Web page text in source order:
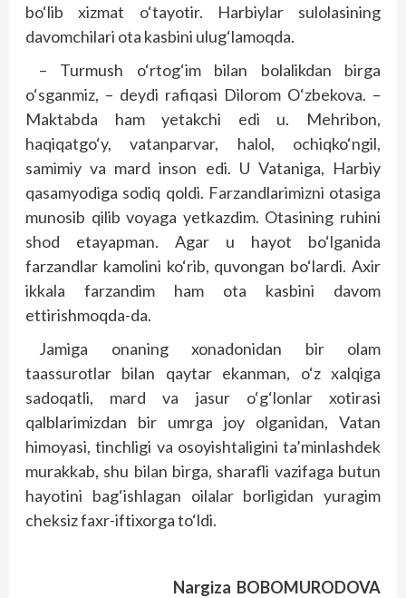
bo‘lib xizmat o‘tayotir. Harbiylar sulolasining
davomchilari ota kasbini ulug‘lamoqda.
– Turmush o‘rtog‘im bilan bolalikdan birga
o‘sganmiz, – deydi rafiqasi Dilorom O‘zbekova. –
Maktabda ham yetakchi edi u. Mehribon,
haqiqatgo‘y, vatanparvar, halol, ochiqko‘ngil,
samimiy va mard inson edi. U Vataniga, Harbiy
qasamyodiga sodiq qoldi. Farzandlarimizni otasiga
munosib qilib voyaga yetkazdim. Otasining ruhini
shod etayapman. Agar u hayot bo‘lganida
farzandlar kamolini ko‘rib, quvongan bo‘lardi. Axir
ikkala farzandim ham ota kasbini davom
ettirishmoqda-da.
Jamiga onaning xonadonidan bir olam
taassurotlar bilan qaytar ekanman, o‘z xalqiga
sadoqatli, mard va jasur o‘g‘lonlar xotirasi
qalblarimizdan bir umrga joy olganidan, Vatan
himoyasi, tinchligi va osoyishtaligini ta’minlashdek
murakkab, shu bilan birga, sharafli vazifaga butun
hayotini bag‘ishlagan oilalar borligidan yuragim
cheksiz faxr-iftixorga to‘ldi.
Nargiza BOBOMURODOVA